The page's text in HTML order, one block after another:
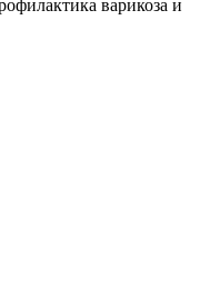
варикоза и